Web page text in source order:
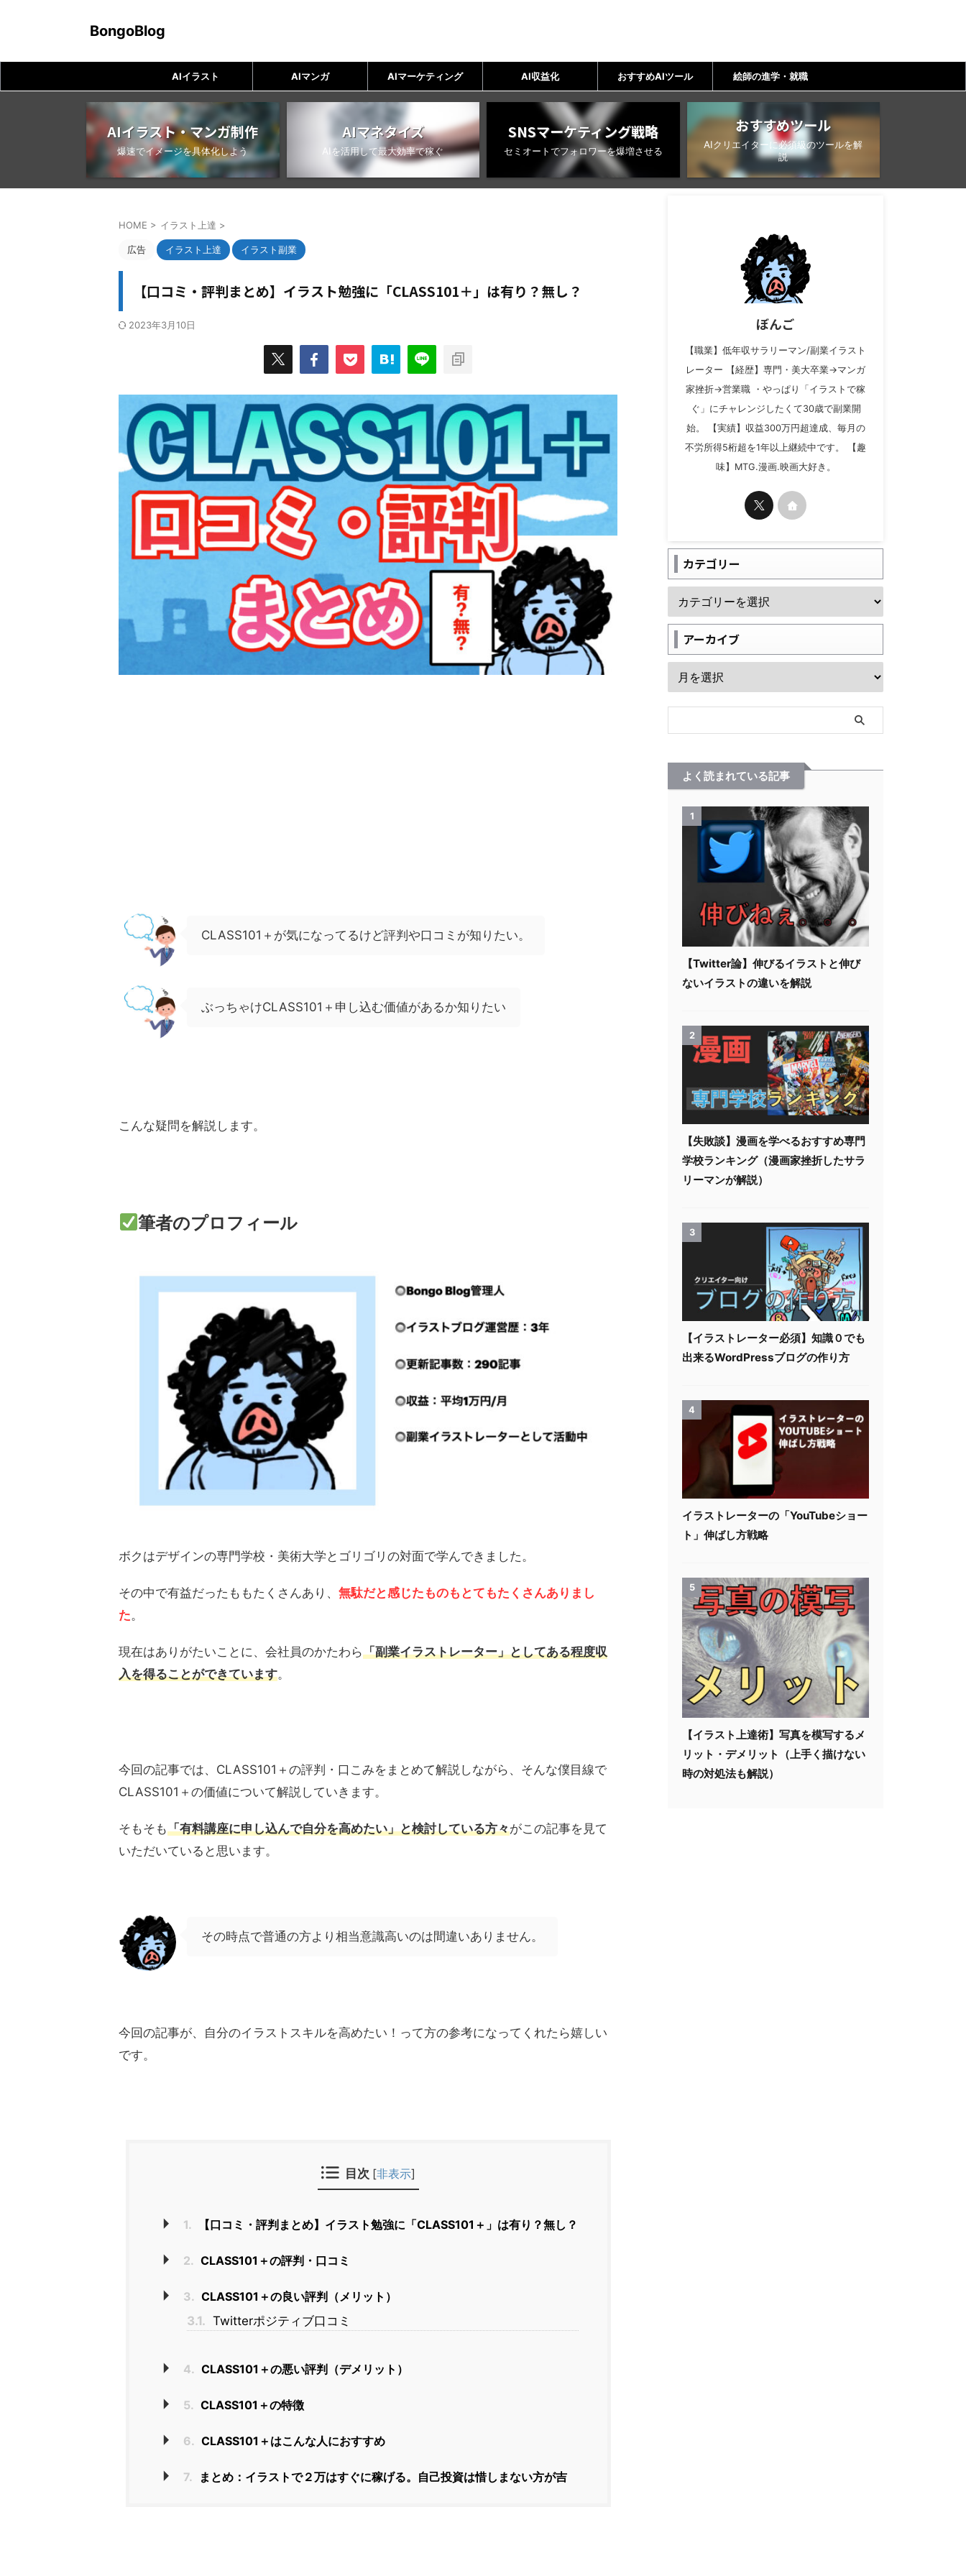
BongoBlog
AIイラスト AIマンガ AIマーケティング AI収益化 おすすめAIツール 絵師の進学・就職
AIイラスト・マンガ制作
爆速でイメージを具体化しよう
AIマネタイズ
AIを活用して最大効率で稼ぐ
SNSマーケティング戦略
セミオートでフォロワーを爆増させる
おすすめツール
AIクリエイターに必須級のツールを解
説
HOME > イラスト上達 >
広告 イラスト上達 イラスト副業
【口コミ・評判まとめ】イラスト勉強に「CLASS101＋」は有り？無し？
2023年3月10日
CLASS101＋が気になってるけど評判や口コミが知りたい。
ぶっちゃけCLASS101＋申し込む価値があるか知りたい
こんな疑問を解説します。
筆者のプロフィール
ボクはデザインの専門学校・美術大学とゴリゴリの対面で学んできました。
その中で有益だったももたくさんあり、 無駄だと感じたものもとてもたくさんありまし
た。
現在はありがたいことに、会社員のかたわら「副業イラストレーター」としてある程度収
入を得ることができています。
今回の記事では、CLASS101＋の評判・口こみをまとめて解説しながら、そんな僕目線で
CLASS101＋の価値について解説していきます。
そもそも「有料講座に申し込んで自分を高めたい」と検討している方々がこの記事を見て
いただいていると思います。
その時点で普通の方より相当意識高いのは間違いありません。
今回の記事が、自分のイラストスキルを高めたい！って方の参考になってくれたら嬉しい
です。
目次 [非表示]
1. 【口コミ・評判まとめ】イラスト勉強に「CLASS101＋」は有り？無し？
2. CLASS101＋の評判・口コミ
3. CLASS101＋の良い評判（メリット）
3.1. Twitterポジティブ口コミ
4. CLASS101＋の悪い評判（デメリット）
5. CLASS101＋の特徴
6. CLASS101＋はこんな人におすすめ
7. まとめ：イラストで２万はすぐに稼げる。自己投資は惜しまない方が吉
ぼんご
【職業】低年収サラリーマン/副業イラスト
レーター 【経歴】専門・美大卒業→マンガ
家挫折→営業職 ・やっぱり「イラストで稼
ぐ」にチャレンジしたくて30歳で副業開
始。 【実績】収益300万円超達成、毎月の
不労所得5桁超を1年以上継続中です。 【趣
味】MTG.漫画.映画大好き。
カテゴリー
アーカイブ
よく読まれている記事
1
【Twitter論】伸びるイラストと伸び
ないイラストの違いを解説
2
【失敗談】漫画を学べるおすすめ専門
学校ランキング（漫画家挫折したサラ
リーマンが解説）
3
【イラストレーター必須】知識０でも
出来るWordPressブログの作り方
4
イラストレーターの「YouTubeショー
ト」伸ばし方戦略
5
【イラスト上達術】写真を模写するメ
リット・デメリット（上手く描けない
時の対処法も解説）